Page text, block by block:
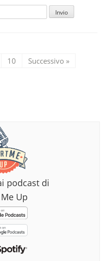
10 Successivo »
podcast di
Up